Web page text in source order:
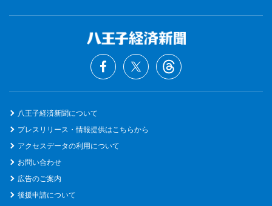
八王子経済新聞について
プレスリリース・情報提供はこちらから
アクセスデータの利用について
お問い合わせ
広告のご案内
後援申請について